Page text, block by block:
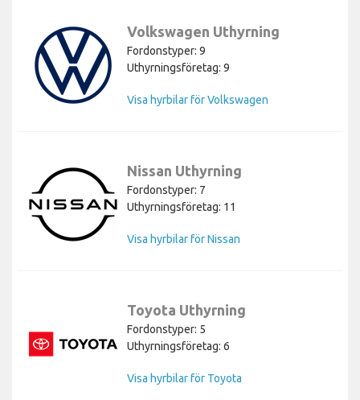
Volkswagen Uthyrning
Fordonstyper: 9
Uthyrningsföretag: 9
Visa hyrbilar för Volkswagen
Nissan Uthyrning
Fordonstyper: 7
Uthyrningsföretag: 11
Visa hyrbilar för Nissan
Toyota Uthyrning
Fordonstyper: 5
Uthyrningsföretag: 6
Visa hyrbilar för Toyota